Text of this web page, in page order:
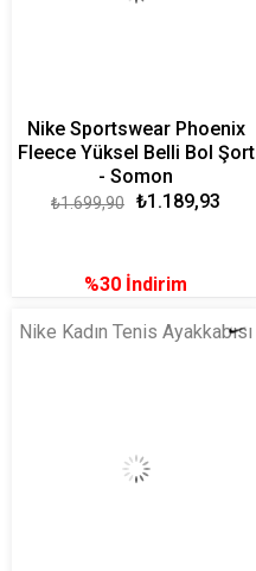
Nike Sportswear Phoenix
Fleece Yüksel Belli Bol Şort
- Somon
₺1.189,93
₺1.699,90
%30 İndirim
Nike Kadın Tenis Ayakkabısı